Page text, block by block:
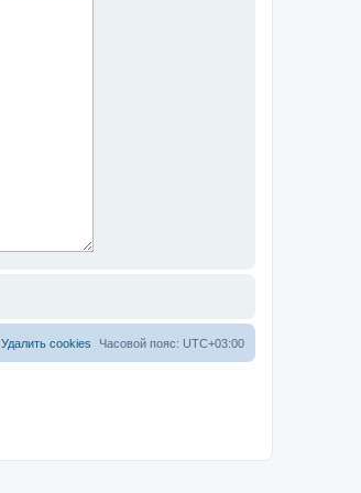
Часовой пояс: UTC+03:00
Удалить cookies